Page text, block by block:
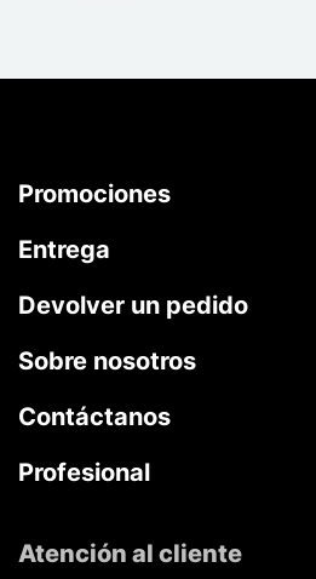
Promociones
Entrega
Devolver un pedido
Sobre nosotros
Contáctanos
Profesional
Atención al cliente